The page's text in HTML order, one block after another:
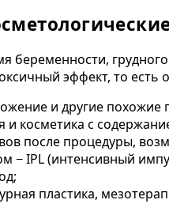
беременности,
эффект, то
и другие
и косметика с
после процедуры,
− IPL (интенсивный
пластика,